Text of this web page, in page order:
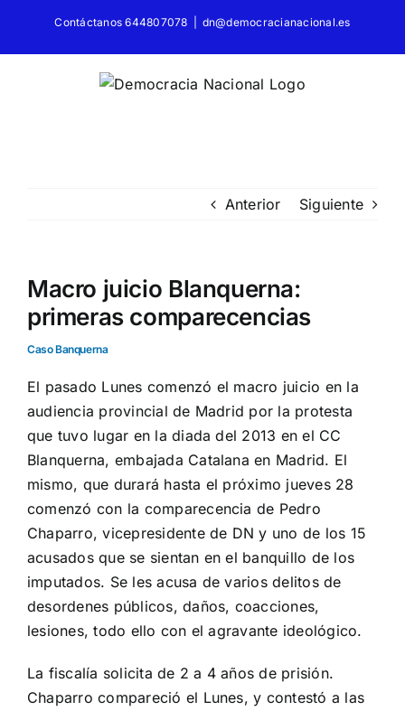
contenido
Contáctanos 644807078 dn@democracianacional.es
Anterior Siguiente
Macro juicio Blanquerna:
primeras comparecencias
Caso Banquerna
El pasado Lunes comenzó el macro juicio en la
audiencia provincial de Madrid por la protesta
que tuvo lugar en la diada del 2013 en el CC
Blanquerna, embajada Catalana en Madrid. El
mismo, que durará hasta el próximo jueves 28
comenzó con la comparecencia de Pedro
Chaparro, vicepresidente de DN y uno de los 15
acusados que se sientan en el banquillo de los
imputados. Se les acusa de varios delitos de
desordenes públicos, daños, coacciones,
lesiones, todo ello con el agravante ideológico.
La fiscalía solicita de 2 a 4 años de prisión.
Chaparro compareció el Lunes, y contestó a las